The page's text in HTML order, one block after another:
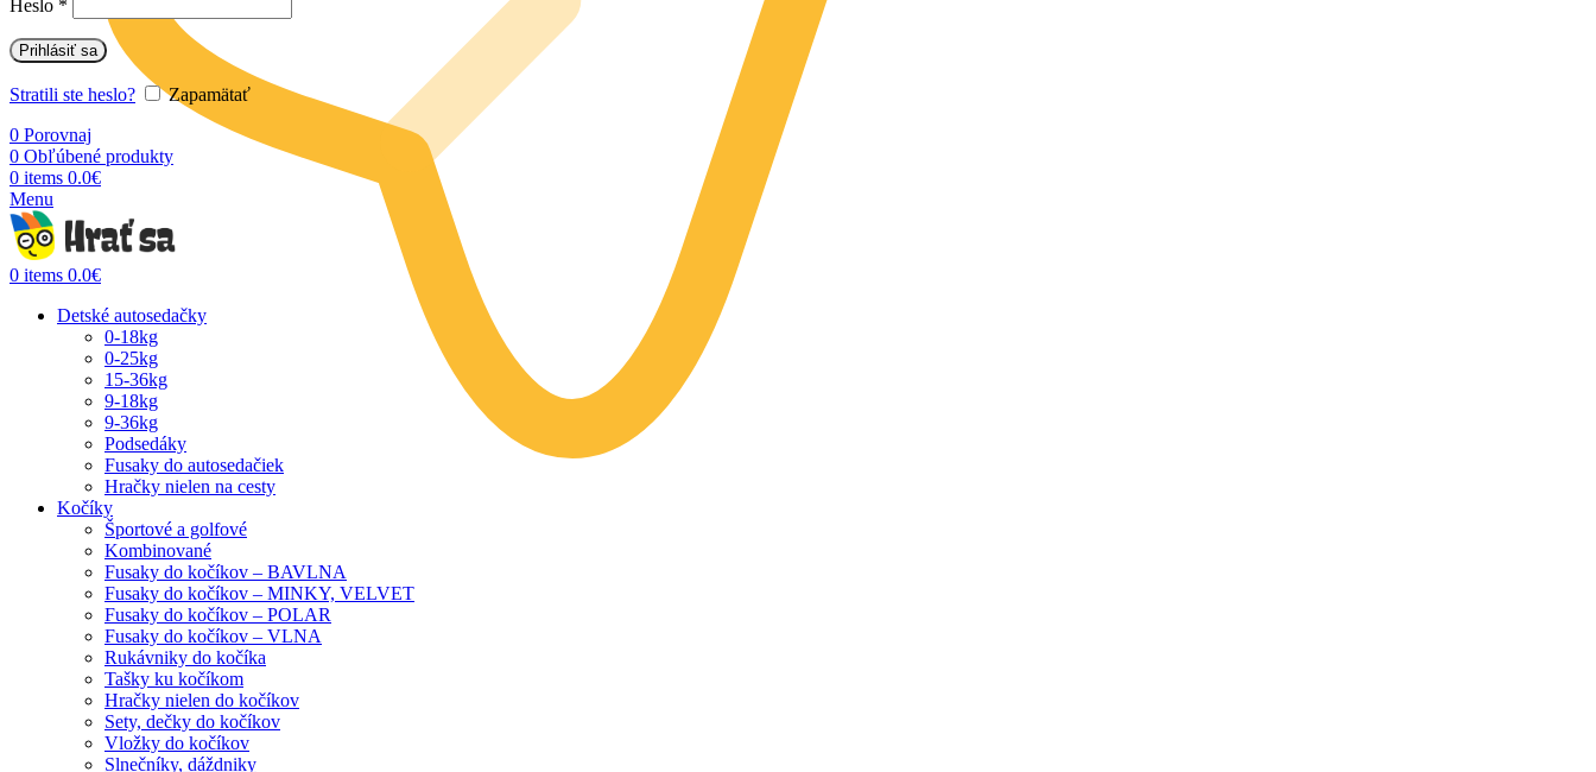
Heslo *
Prihlásiť sa
Stratili ste heslo?
Zapamätať
0 Porovnaj
0 Obľúbené produkty
0 items 0.0€
Menu
0 items 0.0€
Detské autosedačky
0-18kg
0-25kg
15-36kg
9-18kg
9-36kg
Podsedáky
Fusaky do autosedačiek
Hračky nielen na cesty
Kočíky
Športové a golfové
Kombinované
Fusaky do kočíkov – BAVLNA
Fusaky do kočíkov – MINKY, VELVET
Fusaky do kočíkov – POLAR
Fusaky do kočíkov – VLNA
Rukávniky do kočíka
Tašky ku kočíkom
Hračky nielen do kočíkov
Sety, dečky do kočíkov
Vložky do kočíkov
Slnečníky, dáždniky